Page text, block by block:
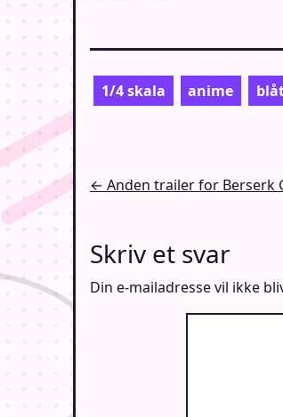
1/4 skala anime
← Anden trailer for Berserk
Skriv et svar
Din e-mailadresse vil ikke